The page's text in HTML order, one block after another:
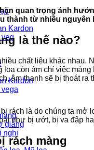
Kardon
Kardon
giảng
nghị
quan trọng ảnh
thành từ nhiều
là thế nào?
chất liệu khác nhau.
loa còn ám chỉ việc
âm thanh sẽ bị thoát
rách là do chúng ta mở
như bị ướt, bị va đập
rách màng